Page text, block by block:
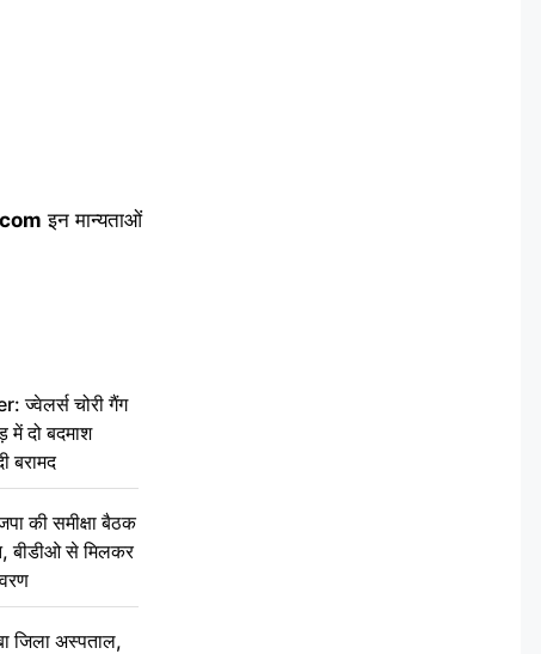
इन मान्यताओं
ज्वेलर्स चोरी गैंग
में दो बदमाश
बरामद
की समीक्षा बैठक
बीडीओ से मिलकर
जिला अस्पताल,